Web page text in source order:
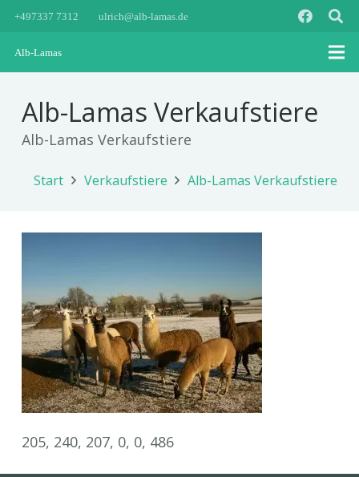
+497337 7312 ulrich@alb-lamas.de
Alb-Lamas
Alb-Lamas Verkaufstiere
Alb-Lamas Verkaufstiere
Start Verkaufstiere Alb-Lamas Verkaufstiere
205, 240, 207, 0, 0, 486